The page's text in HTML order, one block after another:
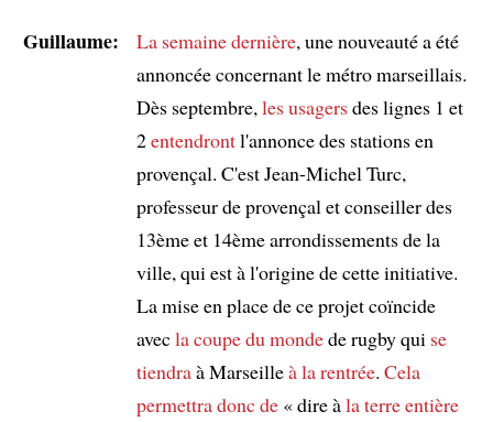
Guillaume: La semaine dernière, une nouveauté a été
annoncée concernant le métro marseillais.
Dès septembre, les usagersdes lignes 1 et
2entendrontl'annonce des stations en
provençal. C'est Jean-Michel Turc,
professeur de provençal et conseiller des
13ème et 14ème arrondissements de la
ville, qui est à l'origine de cette initiative.
La mise en place de ce projet coïncide
avecla coupe du mondede rugby qui se
tiendraà Marseilleà la rentrée. Cela
permettra donc de« dire àla terre entière